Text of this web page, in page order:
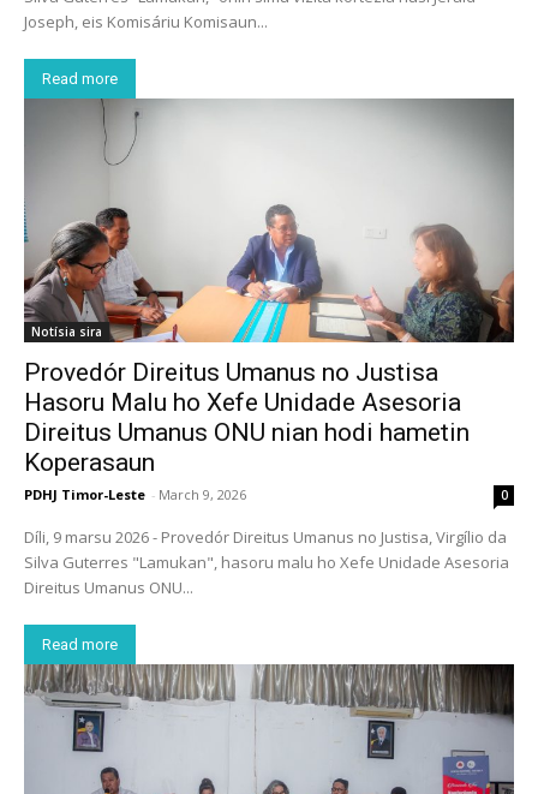
Joseph, eis Komisáriu Komisaun...
Read more
Notísia sira
Provedór Direitus Umanus no Justisa
Hasoru Malu ho Xefe Unidade Asesoria
Direitus Umanus ONU nian hodi hametin
Koperasaun
PDHJ Timor-Leste - March 9, 2026 0
Díli, 9 marsu 2026 - Provedór Direitus Umanus no Justisa, Virgílio da
Silva Guterres "Lamukan", hasoru malu ho Xefe Unidade Asesoria
Direitus Umanus ONU...
Read more